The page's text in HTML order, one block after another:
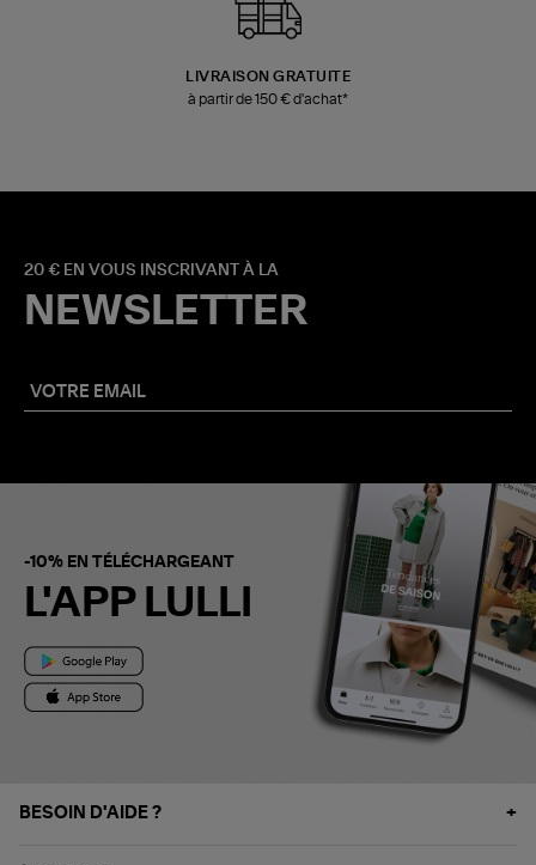
LIVRAISON GRATUITE
à partir de 150 € d'achat*
20 € EN VOUS INSCRIVANT À LA
NEWSLETTER
-10% EN TÉLÉCHARGEANT
L'APP LULLI
BESOIN D'AIDE ?